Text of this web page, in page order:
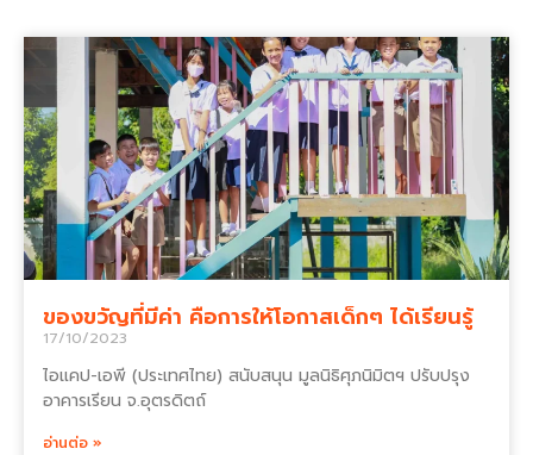
ของขวัญที่มีค่า คือการให้โอกาสเด็กๆ ได้เรียนรู้
17/10/2023
ไอแคป-เอพี (ประเทศไทย) สนับสนุน มูลนิธิศุภนิมิตฯ ปรับปรุง
อาคารเรียน จ.อุตรดิตถ์
อ่านต่อ »